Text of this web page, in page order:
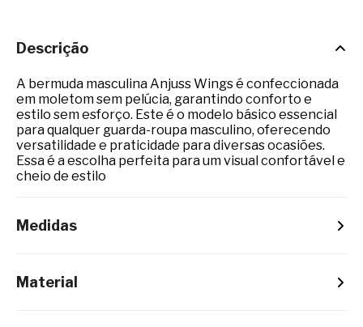
Descrição
A bermuda masculina Anjuss Wings é confeccionada
em moletom sem pelúcia, garantindo conforto e
estilo sem esforço. Este é o modelo básico essencial
para qualquer guarda-roupa masculino, oferecendo
versatilidade e praticidade para diversas ocasiões.
Essa é a escolha perfeita para um visual confortável e
cheio de estilo
Material
Medidas